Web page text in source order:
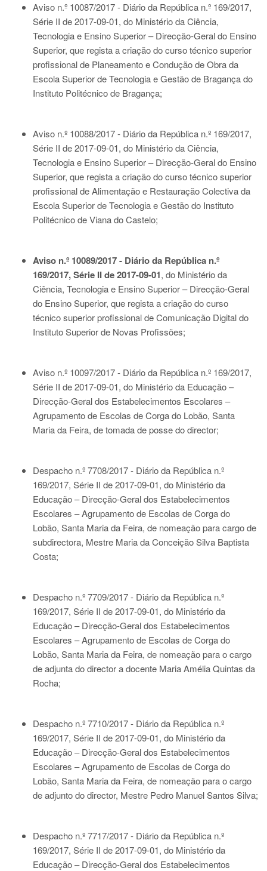
Aviso n.º 10087/2017 - Diário da República n.º 169/2017,
Série II de 2017-09-01, do Ministério da Ciência,
Tecnologia e Ensino Superior – Direcção-Geral do Ensino
Superior, que regista a criação do curso técnico superior
profissional de Planeamento e Condução de Obra da
Escola Superior de Tecnologia e Gestão de Bragança do
Instituto Politécnico de Bragança;
Aviso n.º 10088/2017 - Diário da República n.º 169/2017,
Série II de 2017-09-01, do Ministério da Ciência,
Tecnologia e Ensino Superior – Direcção-Geral do Ensino
Superior, que regista a criação do curso técnico superior
profissional de Alimentação e Restauração Colectiva da
Escola Superior de Tecnologia e Gestão do Instituto
Politécnico de Viana do Castelo;
Aviso n.º 10089/2017 - Diário da República n.º
169/2017, Série II de 2017-09-01, do Ministério da
Ciência, Tecnologia e Ensino Superior – Direcção-Geral
do Ensino Superior, que regista a criação do curso
técnico superior profissional de Comunicação Digital do
Instituto Superior de Novas Profissões;
Aviso n.º 10097/2017 - Diário da República n.º 169/2017,
Série II de 2017-09-01, do Ministério da Educação –
Direcção-Geral dos Estabelecimentos Escolares –
Agrupamento de Escolas de Corga do Lobão, Santa
Maria da Feira, de tomada de posse do director;
Despacho n.º 7708/2017 - Diário da República n.º
169/2017, Série II de 2017-09-01, do Ministério da
Educação – Direcção-Geral dos Estabelecimentos
Escolares – Agrupamento de Escolas de Corga do
Lobão, Santa Maria da Feira, de nomeação para cargo de
subdirectora, Mestre Maria da Conceição Silva Baptista
Costa;
Despacho n.º 7709/2017 - Diário da República n.º
169/2017, Série II de 2017-09-01, do Ministério da
Educação – Direcção-Geral dos Estabelecimentos
Escolares – Agrupamento de Escolas de Corga do
Lobão, Santa Maria da Feira, de nomeação para o cargo
de adjunta do director a docente Maria Amélia Quintas da
Rocha;
Despacho n.º 7710/2017 - Diário da República n.º
169/2017, Série II de 2017-09-01, do Ministério da
Educação – Direcção-Geral dos Estabelecimentos
Escolares – Agrupamento de Escolas de Corga do
Lobão, Santa Maria da Feira, de nomeação para o cargo
de adjunto do director, Mestre Pedro Manuel Santos Silva;
Despacho n.º 7717/2017 - Diário da República n.º
169/2017, Série II de 2017-09-01, do Ministério da
Educação – Direcção-Geral dos Estabelecimentos